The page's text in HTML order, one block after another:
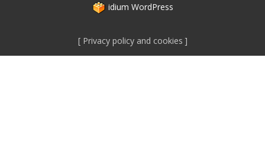
idium WordPress
Privacy policy and cookies